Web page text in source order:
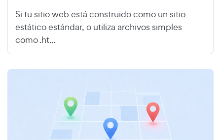
Si tu sitio web está construido como un sitio
estático estándar, o utiliza archivos simples
como .ht...